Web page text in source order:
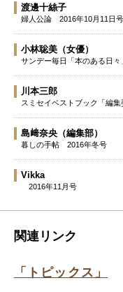
渡邊十絲子
婦人公論 2016年10月11日号
小林聡美（女優）
サンデー毎日「本のある日々
川本三郎
スミセイベストブック「編集
島﨑奈央（編集部）
暮しの手帖 2016年冬号
Vikka
2016年11月号
関連リンク
「トピックス」